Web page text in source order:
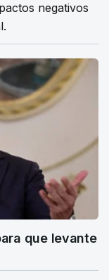
negativos
que levante